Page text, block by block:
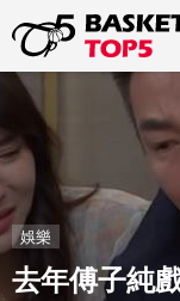
娛樂
去年傅子純